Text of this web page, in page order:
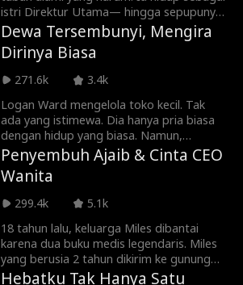
menanti.
istri Direktur Utama— hingga sepupunya
sendiri, Melly, membunuhnya karena iri.
Namun mereka kembali ke hari
pernikahan. Melly memaksa menukar
pasangan. Kali ini, Layla memilih pria yang
di kehidupan sebelumnya berumur
pendek—Weston Jauhari. Tak disangka,
sejak menikah dengan Layla, Weston
justru semakin sehat, dan keluarganya
makin makmur. Sebaliknya, pria yang
meninggalkannya hancur tanpa sisa. Dan
Melly… berakhir lebih tragis dari
sebelumnya.
Dewa Tersembunyi, Mengira
Dirinya Biasa
271.6k
3.4k
Logan Ward mengelola toko kecil. Tak
ada yang istimewa. Dia hanya pria biasa
dengan hidup yang biasa. Namun,
pahatan kayu isengnya bisa mewujud jadi
dewa raksasa. Coretan yang dibuangnya
bisa membuat manusia fana naik tingkat
seketika. Anjing liar yang diberinya makan
sanggup menelan matahari dan bulan.
Bahkan ikan belut yang iseng direbusnya
setara dengan raja naga empat lautan.
Namun, dia sama sekali tak
menyadarinya...
Penyembuh Ajaib & Cinta CEO
Wanita
299.4k
5.1k
18 tahun lalu, keluarga Miles dibantai
karena dua buku medis legendaris. Miles
yang berusia 2 tahun dikirim ke gunung
dan diadopsi oleh seorang guru. Kini,
Hebatku Tak Hanya Satu